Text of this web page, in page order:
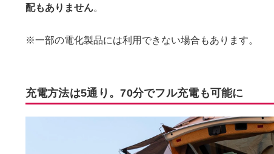
配もありません。
※一部の電化製品には利用できない場合もあります。
充電方法は5通り。70分でフル充電も可能に